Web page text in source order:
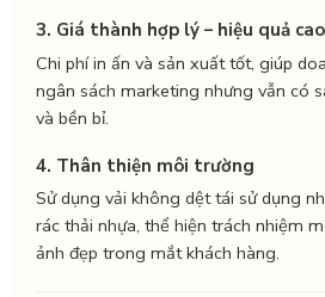
3. Giá thành hợp lý – hiệu quả cao
Chi phí in ấn và sản xuất tốt, giúp
ngân sách marketing nhưng vẫn có
và bền bỉ.
4. Thân thiện môi trường
Sử dụng vải không dệt tái sử dụng
rác thải nhựa, thể hiện trách nhiệm
ảnh đẹp trong mắt khách hàng.